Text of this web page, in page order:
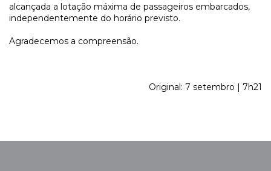
alcançada a lotação máxima de passageiros embarcados,
independentemente do horário previsto.
Agradecemos a compreensão.
Original: 7 setembro | 7h21